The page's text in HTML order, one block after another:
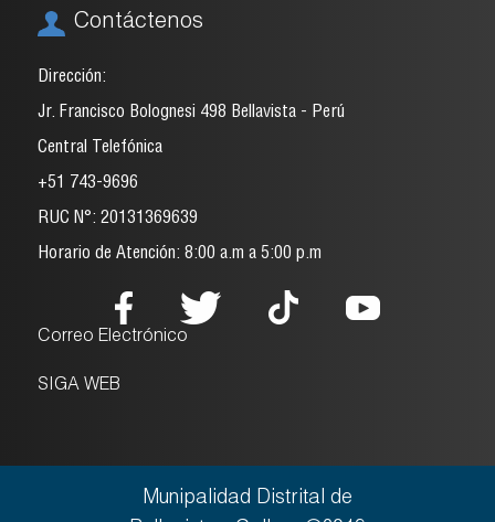
Contáctenos
Dirección:
Jr. Francisco Bolognesi 498 Bellavista - Perú
Central Telefónica
+51 743-9696
RUC N°: 20131369639
Horario de Atención: 8:00 a.m a 5:00 p.m
Correo Electrónico
SIGA WEB
Munipalidad Distrital de